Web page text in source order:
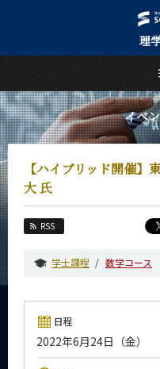
理
イベ
【ハイブリッド開催】
大 氏
RSS
学士課程 数学コース
日程
2022年6月24日（金）
日本語
トップページ
Top Page
数学系について
About Us
教育
Education
教員・研究室
Faculty and Laboratories
未来
Admissions
数学系 News
News